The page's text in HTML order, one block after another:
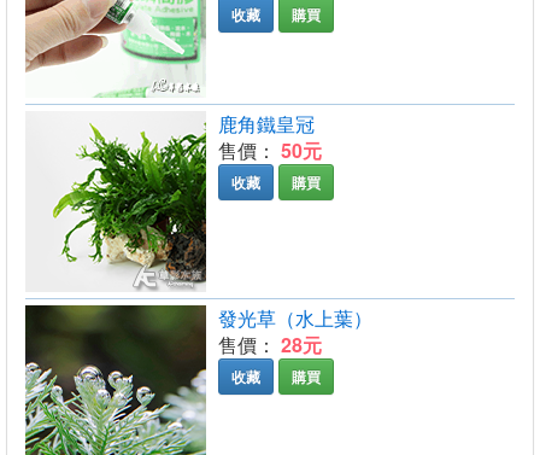
收藏 購買
鹿角鐵皇冠
售價： 50元
收藏 購買
發光草（水上葉）
售價： 28元
收藏 購買